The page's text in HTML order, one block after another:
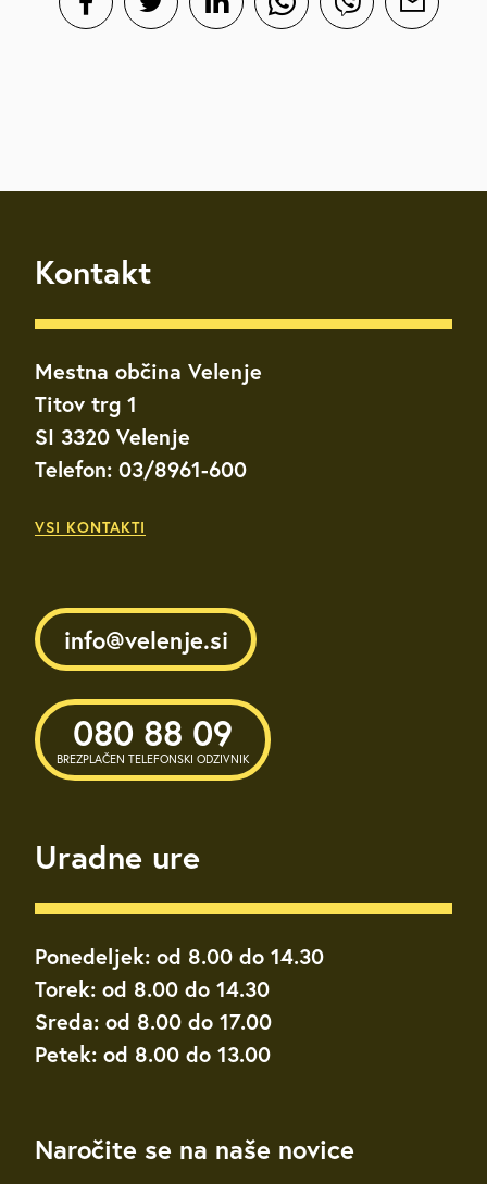
Kontakt
Mestna občina Velenje
Titov trg 1
SI 3320 Velenje
Telefon: 03/8961-600
VSI KONTAKTI
info@velenje.si
080 88 09
BREZPLAČEN TELEFONSKI ODZIVNIK
Uradne ure
Ponedeljek: od 8.00 do 14.30
Torek: od 8.00 do 14.30
Sreda: od 8.00 do 17.00
Petek: od 8.00 do 13.00
Naročite se na naše novice